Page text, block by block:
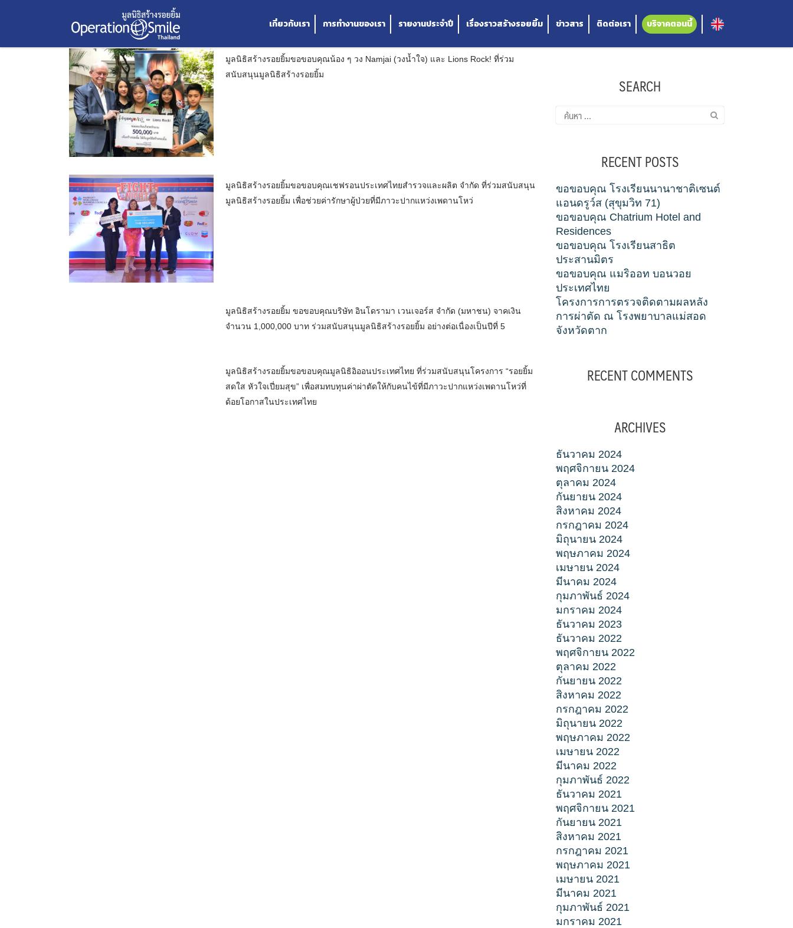
เกี่ยวกับเรา การทำงานของเรา รายงานประจำปี เรื่องราวสร้างรอยยิ้ม ข่าวสาร ติดต่อเรา บริจาคตอนนี้
เดือน:ตุลาคม 2018
มูลนิธิสร้างรอยยิ้มขอขอบคุณน้อง ๆ วง Namjai (วงน้ำใจ) และ Lions Rock!
27 ตุลาคม 2018 2561
มูลนิธิสร้างรอยยิ้มขอขอบคุณน้อง ๆ วง Namjai (วงน้ำใจ) และ Lions Rock! ที่ร่วม
สนับสนุนมูลนิธิสร้างรอยยิ้ม
มูลนิธิสร้างรอยยิ้มขอขอบคุณเชฟรอนประเทศไทยสำรวจและผลิต จำกัด
11 ตุลาคม 2018 2561
มูลนิธิสร้างรอยยิ้มขอขอบคุณเชฟรอนประเทศไทยสำรวจและผลิต จำกัด ที่ร่วมสนับสนุน
มูลนิธิสร้างรอยยิ้ม เพื่อช่วยค่ารักษาผู้ป่วยที่มีภาวะปากแหว่งเพดานโหว่
มูลนิธิสร้างรอยยิ้ม ขอขอบคุณบริษัท อินโดรามา เวนเจอร์ส จำกัด (มหาชน) จาคเงินจำนวน 1,000,000 บาท
10 ตุลาคม 2018 2561
มูลนิธิสร้างรอยยิ้ม ขอขอบคุณบริษัท อินโดรามา เวนเจอร์ส จำกัด (มหาชน) จาคเงิน
จำนวน 1,000,000 บาท ร่วมสนับสนุนมูลนิธิสร้างรอยยิ้ม อย่างต่อเนื่องเป็นปีที่ 5
มูลนิธิสร้างรอยยิ้มขอขอบคุณมูลนิธิอิออนประเทศไทย ที่ร่วมสนับสนุนโครงการ “รอยยิ้มสดใส หัวใจเปี่ยมสุข”
2561
มูลนิธิสร้างรอยยิ้มขอขอบคุณมูลนิธิอิออนประเทศไทย ที่ร่วมสนับสนุนโครงการ “รอยยิ้ม
สดใส หัวใจเปี่ยมสุข” เพื่อสมทบทุนค่าผ่าตัดให้กับคนไข้ที่มีภาวะปากแหว่งเพดานโหว่ที่
ด้อยโอกาสในประเทศไทย
SEARCH
ค้นหา
สำหรับ:
RECENT POSTS
ขอขอบคุณ โรงเรียนนานาชาติเซนต์
แอนดรูว์ส (สุขุมวิท 71)
ขอขอบคุณ Chatrium Hotel and
Residences
ขอขอบคุณ โรงเรียนสาธิต
ประสานมิตร
ขอขอบคุณ แมริออท บอนวอย
ประเทศไทย
โครงการการตรวจติดตามผลหลัง
การผ่าตัด ณ โรงพยาบาลแม่สอด
จังหวัดตาก
RECENT COMMENTS
ARCHIVES
ธันวาคม 2024
พฤศจิกายน 2024
ตุลาคม 2024
กันยายน 2024
สิงหาคม 2024
กรกฎาคม 2024
มิถุนายน 2024
พฤษภาคม 2024
เมษายน 2024
มีนาคม 2024
กุมภาพันธ์ 2024
มกราคม 2024
ธันวาคม 2023
ธันวาคม 2022
พฤศจิกายน 2022
ตุลาคม 2022
กันยายน 2022
สิงหาคม 2022
กรกฎาคม 2022
มิถุนายน 2022
พฤษภาคม 2022
เมษายน 2022
มีนาคม 2022
กุมภาพันธ์ 2022
ธันวาคม 2021
พฤศจิกายน 2021
กันยายน 2021
สิงหาคม 2021
กรกฎาคม 2021
พฤษภาคม 2021
เมษายน 2021
มีนาคม 2021
กุมภาพันธ์ 2021
มกราคม 2021